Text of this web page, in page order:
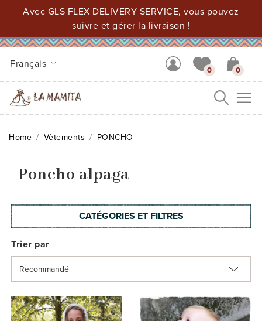
Avec GLS FLEX DELIVERY SERVICE, vous pouvez
suivre et gérer la livraison !
Français
0 0
Home Vêtements PONCHO
Poncho alpaga
CATÉGORIES ET FILTRES
Trier par